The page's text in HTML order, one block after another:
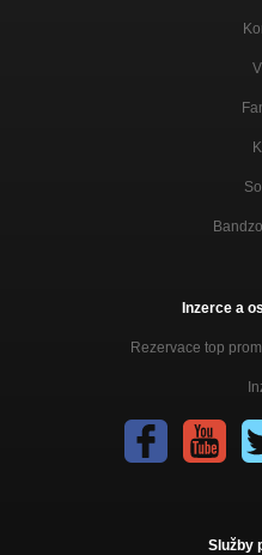
Inzerce a
Rezervace top
Služby